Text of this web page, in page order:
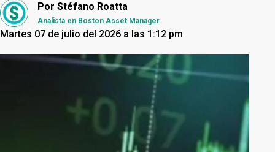
Por Stéfano Roatta
Analista en Boston Asset Manager
Martes 07 de julio del 2026 a las 1:12 pm